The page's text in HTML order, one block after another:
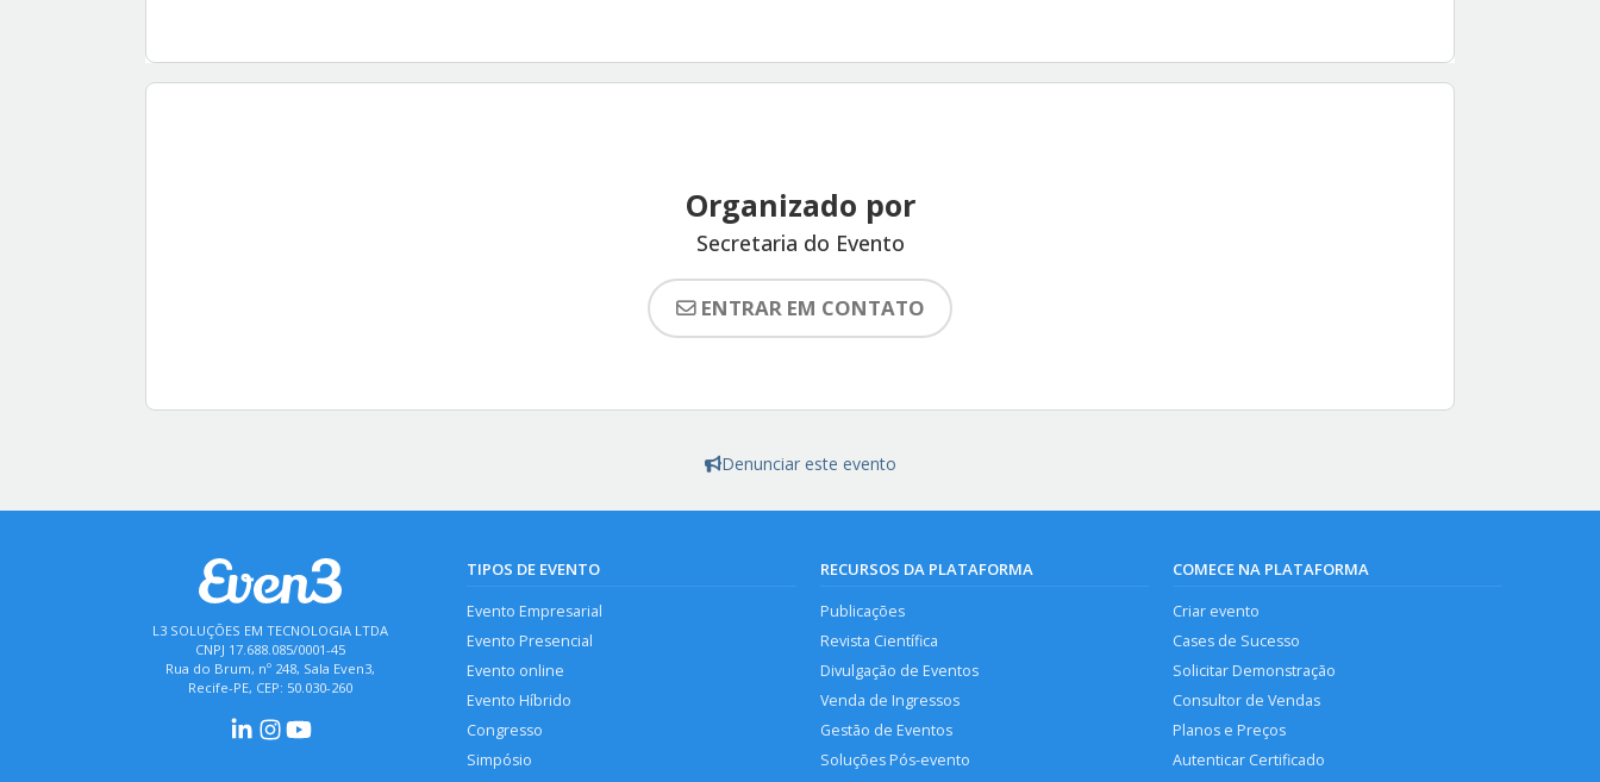
Organizado por
Secretaria do Evento
ENTRAR EM CONTATO
Denunciar este evento
L3 SOLUÇÕES EM TECNOLOGIA LTDA
CNPJ 17.688.085/0001-45
Rua do Brum, nº 248, Sala Even3,
Recife-PE, CEP: 50.030-260
TIPOS DE EVENTO
Evento Empresarial
Evento Presencial
Evento online
Evento Híbrido
Congresso
Simpósio
RECURSOS DA PLATAFORMA
Publicações
Revista Científica
Divulgação de Eventos
Venda de Ingressos
Gestão de Eventos
Soluções Pós-evento
COMECE NA PLATAFORMA
Criar evento
Cases de Sucesso
Solicitar Demonstração
Consultor de Vendas
Planos e Preços
Autenticar Certificado